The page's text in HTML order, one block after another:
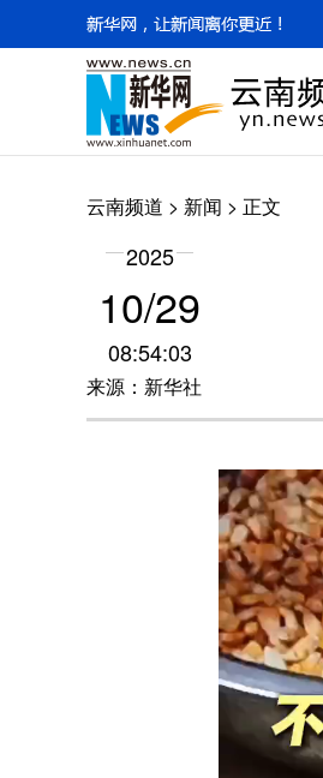
云南频道 > 新闻 > 正文
2025
10/29
08:54:03
来源：新华社